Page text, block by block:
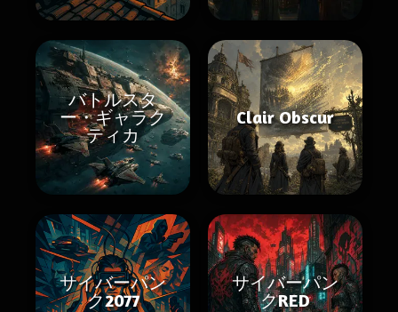
バトルスタ
ー・ギャラク
ティカ
Clair Obscur
サイバーパン
ク2077
サイバーパン
クRED